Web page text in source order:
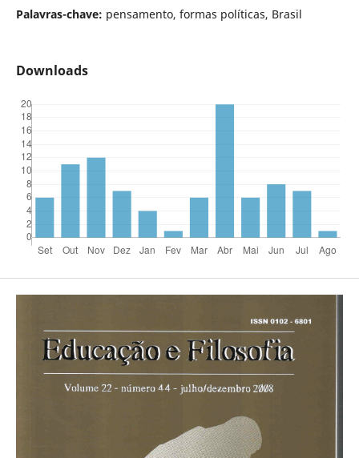
Palavras-chave: pensamento, formas políticas, Brasil
Downloads